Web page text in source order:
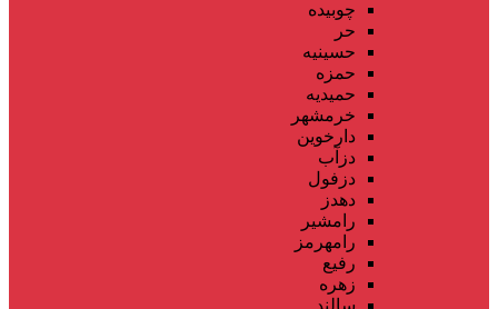
چوبیده
حر
حسینیه
حمزه
حمیدیه
خرمشهر
دارخوین
دزآب
دزفول
دهدز
رامشیر
رامهرمز
رفیع
زهره
سالند